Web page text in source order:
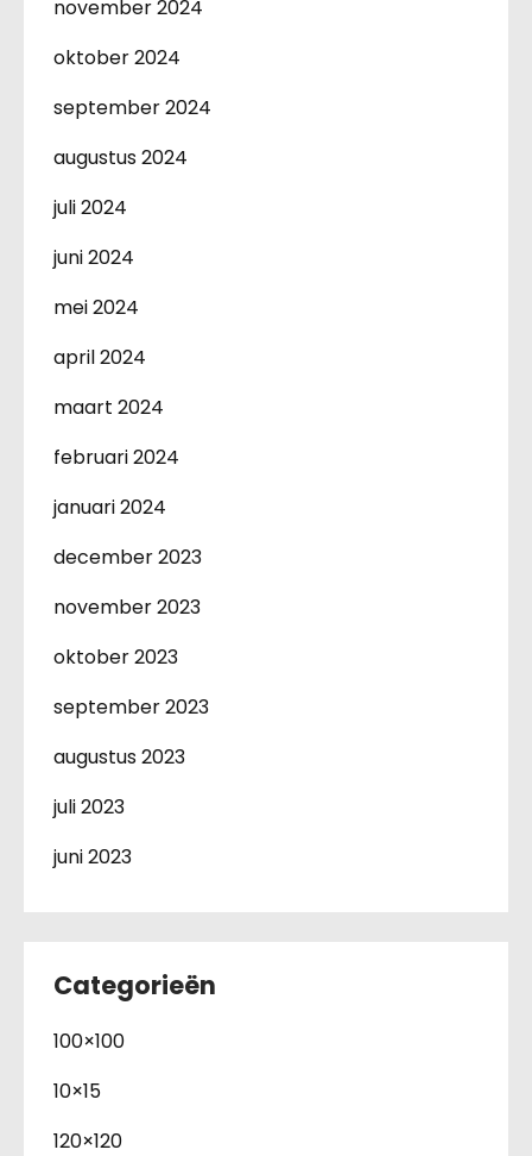
november 2024
oktober 2024
september 2024
augustus 2024
juli 2024
juni 2024
mei 2024
april 2024
maart 2024
februari 2024
januari 2024
december 2023
november 2023
oktober 2023
september 2023
augustus 2023
juli 2023
juni 2023
Categorieën
100×100
10×15
120×120